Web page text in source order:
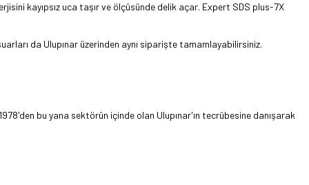
kayıpsız uca taşır ve ölçüsünde delik açar. Expert SDS plus-7X
da Ulupınar üzerinden aynı siparişte tamamlayabilirsiniz.
bu yana sektörün içinde olan Ulupınar'ın tecrübesine danışarak